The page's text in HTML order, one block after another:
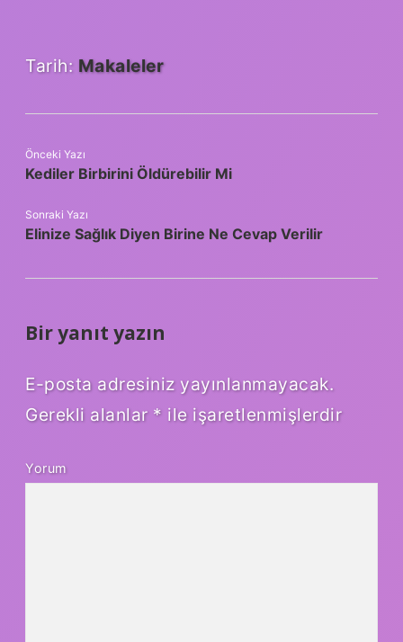
Tarih: Makaleler
Önceki Yazı
Kediler Birbirini Öldürebilir Mi
Sonraki Yazı
Elinize Sağlık Diyen Birine Ne Cevap Verilir
Bir yanıt yazın
E-posta adresiniz yayınlanmayacak.
Gerekli alanlar * ile işaretlenmişlerdir
Yorum